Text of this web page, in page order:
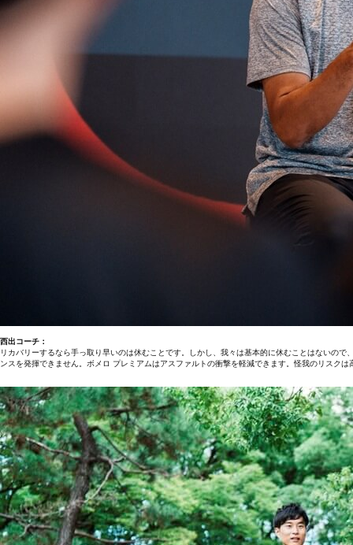
西出コーチ：
リカバリーするなら手っ取り早いのは休むことです。しかし、我々は基本的に休むことはないの
ンスを発揮できません。ボメロ プレミアムはアスファルトの衝撃を軽減できます。怪我のリスク